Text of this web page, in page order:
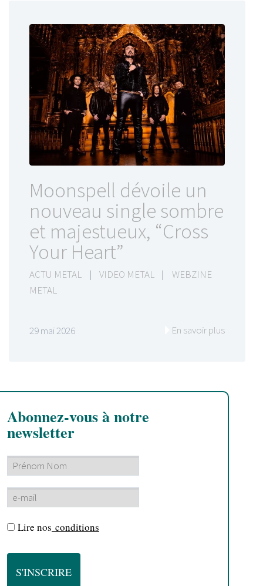
Moonspell dévoile un
nouveau single sombre
et majestueux, “Cross
Your Heart”
ACTU METAL | VIDEO METAL |
WEBZINE
METAL
29 mai 2026 En savoir plus
Abonnez-vous à notre
newsletter
Lire nos conditions